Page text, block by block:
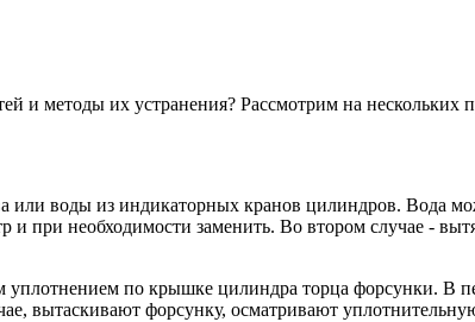
и методы их устранения? Рассмотрим на нескольких
или воды из индикаторных кранов цилиндров. Вода
при необходимости заменить. Во втором случае -
по крышке цилиндра торца форсунки. В
вытаскивают форсунку, осматривают